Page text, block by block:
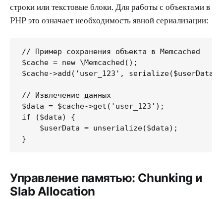
строки или текстовые блоки. Для работы с объектами в
PHP это означает необходимость явной сериализации:
// Пример сохранения объекта в Memcached
$cache = new \Memcached();
$cache->add('user_123',
// Извлечение данных
$data = $cache->get('user_123');
if ($data) {
    $userData = unserialize($data);
}
Управление памятью: Chunking и
Slab Allocation